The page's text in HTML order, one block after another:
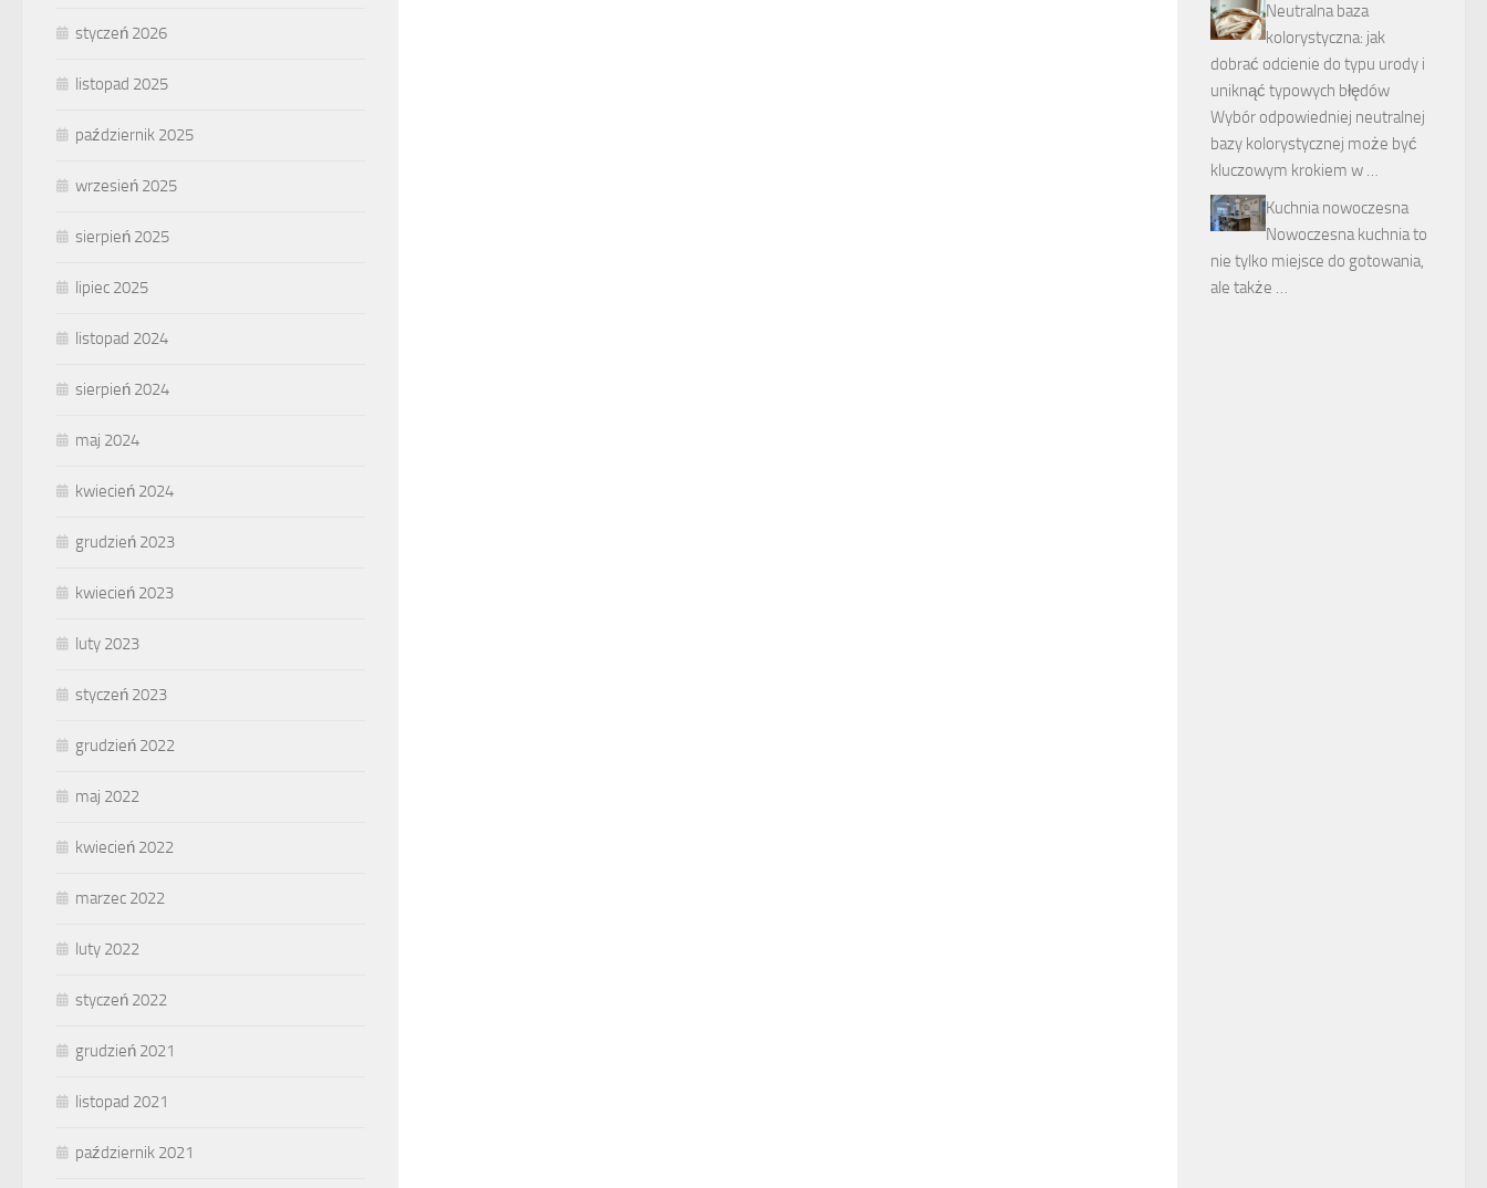
styczeń 2026
listopad 2025
październik 2025
wrzesień 2025
sierpień 2025
lipiec 2025
listopad 2024
sierpień 2024
maj 2024
kwiecień 2024
grudzień 2023
kwiecień 2023
luty 2023
styczeń 2023
grudzień 2022
maj 2022
kwiecień 2022
marzec 2022
luty 2022
styczeń 2022
grudzień 2021
listopad 2021
październik 2021
Neutralna baza
kolorystyczna: jak
dobrać odcienie do typu urody i
uniknąć typowych błędów
Wybór odpowiedniej neutralnej
bazy kolorystycznej może być
kluczowym krokiem w …
Kuchnia nowoczesna
Nowoczesna kuchnia to
nie tylko miejsce do gotowania,
ale także …